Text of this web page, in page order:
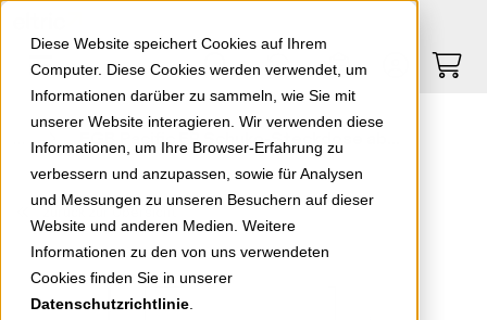
Diese Website speichert Cookies auf Ihrem
Computer. Diese Cookies werden verwendet, um
Informationen darüber zu sammeln, wie Sie mit
unserer Website interagieren. Wir verwenden diese
Informationen, um Ihre Browser-Erfahrung zu
verbessern und anzupassen, sowie für Analysen
und Messungen zu unseren Besuchern auf dieser
Website und anderen Medien. Weitere
Informationen zu den von uns verwendeten
Cookies finden Sie in unserer
Datenschutzrichtlinie
Springe zu Hauptinhalt Springe zum Footer
0
zurück zur Übersicht